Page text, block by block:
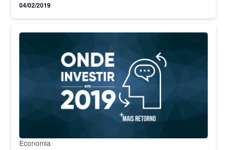
maiores dificuldades de…
04/02/2019
Economia